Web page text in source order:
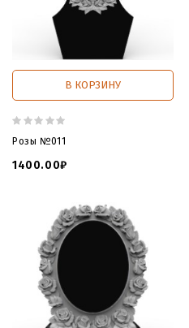
В КОРЗИНУ
Розы №011
1400.00₽